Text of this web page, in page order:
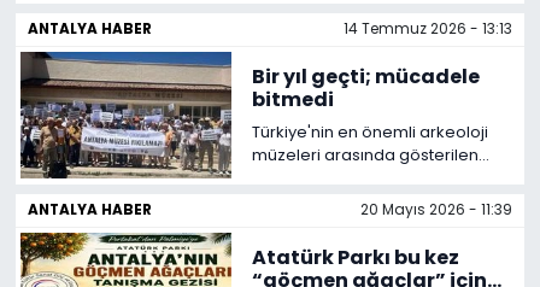
mücadele ettiklerini söyledi.ziyaretçilere
üzerinden bir
Çalışma
kapatılışın
müze
gelerek,
ANTALYA HABER 14 Temmuz 2026 - 13:13
Bir yıl geçti; mücadele
bitmedi
Türkiye'nin en önemli arkeoloji
müzeleri arasında gösterilen
ziyaretçilere kapatılmasının
üzerinden bir yıl geçti. 16
Temmuz 2025'te kapılarını
ziyaretçilere kapatan müze,
ANTALYA HABER 20 Mayıs 2026 - 11:39
Atatürk Parkı bu kez
“göçmen ağaçlar” için
İletişim